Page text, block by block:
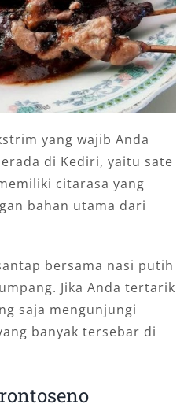
yang wajib Anda
di Kediri, yaitu sate
citarasa yang
bahan utama dari
bersama nasi putih
Jika Anda tertarik
saja mengunjungi
banyak tersebar di